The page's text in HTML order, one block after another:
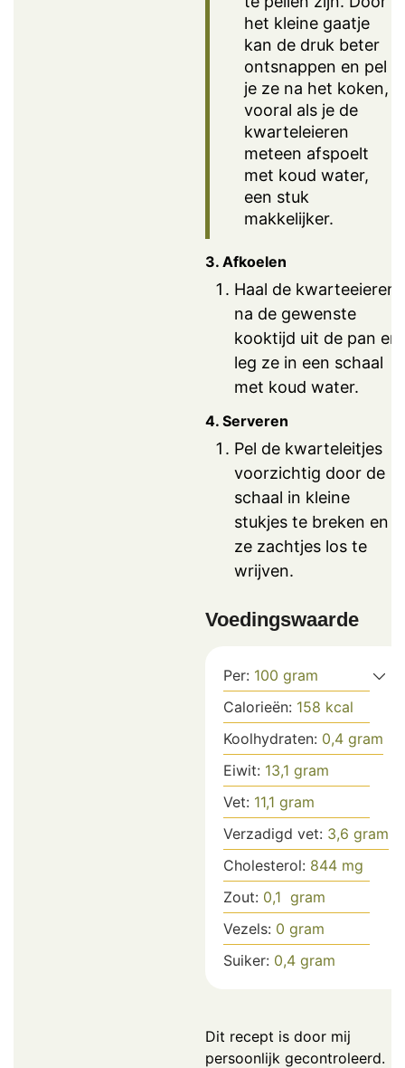
het kleine gaatje
kan de druk beter
ontsnappen en pel
je ze na het koken,
vooral als je de
kwarteleieren
meteen afspoelt
met koud water,
een stuk
makkelijker.
3. Afkoelen
Haal de kwarteeieren
na de gewenste
kooktijd uit de pan en
leg ze in een schaal
met koud water.
4. Serveren
Pel de kwarteleitjes
voorzichtig door de
schaal in kleine
stukjes te breken en
ze zachtjes los te
wrijven.
Voedingswaarde
Per: 100 gram
Calorieën: 158 kcal
Koolhydraten: 0,4 gram
Eiwit: 13,1 gram
Vet: 11,1 gram
Verzadigd vet: 3,6 gram
Cholesterol: 844 mg
Zout: 0,1 gram
Vezels: 0 gram
Suiker: 0,4 gram
Dit recept is door mij
persoonlijk gecontroleerd.